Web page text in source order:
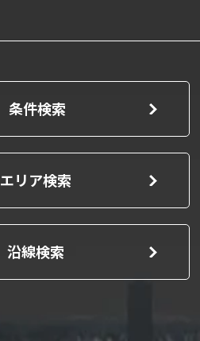
条件検索
エリア検索
沿線検索